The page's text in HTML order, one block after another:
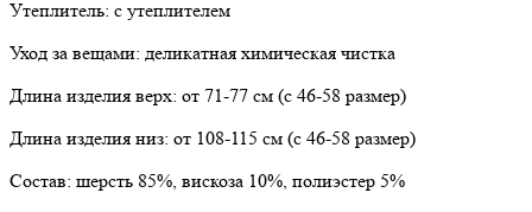
Утеплитель: с утеплителем
Уход за вещами: деликатная химическая чистка
Длина изделия верх: от 71-77 см (с 46-58 размер)
Длина изделия низ: от 108-115 см (с 46-58 размер)
Состав: шерсть 85%, вискоза 10%, полиэстер 5%